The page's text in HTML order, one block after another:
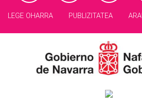
LEGE OHARRA PUBLIZITATEA